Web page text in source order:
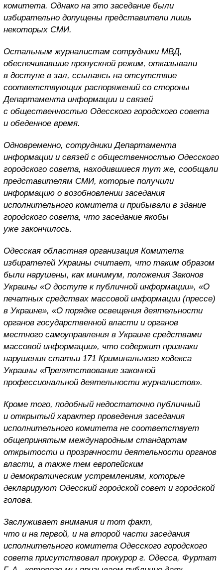
комитета. Однако на это заседание были
избирательно допущены представители лишь
некоторых СМИ.
Остальным журналистам сотрудники МВД,
обеспечивавшие пропускной режим, отказывали
в доступе в зал, ссылаясь на отсутствие
соответствующих распоряжений со стороны
Департамента информации и связей
с общественностью Одесского городского совета
и обеденное время.
Одновременно, сотрудники Департамента
информации и связей с общественностью Одесского
городского совета, находившиеся тут же, сообщали
представителям СМИ, которые получили
информацию о возобновлении заседания
исполнительного комитета и прибывали в здание
городского совета, что заседание якобы
уже закончилось.
Одесская областная организация Комитета
избирателей Украины считает, что таким образом
были нарушены, как минимум, положения Законов
Украины «О доступе к публичной информации», «О
печатных средствах массовой информации (прессе)
в Украине», «О порядке освещения деятельности
органов государственной власти и органов
местного самоуправления в Украине средствами
массовой информации», что содержит признаки
нарушения статьи 171 Криминального кодекса
Украины «Препятствование законной
профессиональной деятельности журналистов».
Кроме того, подобный недостаточно публичный
и открытый характер проведения заседания
исполнительного комитета не соответствует
общепринятым международным стандартам
открытости и прозрачности деятельности органов
власти, а также тем европейским
и демократическим устремлениям, которые
декларируют Одесский городской совет и городской
голова.
Заслуживает внимания и тот факт,
что и на первой, и на второй части заседания
исполнительного комитета Одесского городского
совета присутствовал прокурор г. Одесса, Фуртат